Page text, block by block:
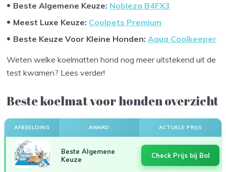
Beste Algemene Keuze: Nobleza B4FX3
Meest Luxe Keuze: Coolpets Premium
Beste Keuze Voor Kleine Honden:Aqua Coolkeeper
Weten welke koelmatten hond nog meer uitstekend uit de
test kwamen? Lees verder!
Beste koelmat voor honden overzicht
AFBEELDING AWARD ACTUELE PRIJS
Beste Algemene
Keuze
Check Prijs bij Bol